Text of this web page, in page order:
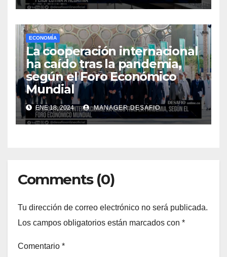
ECONOMÍA
La cooperación internacional
ha caído tras la pandemia,
según el Foro Económico
Mundial
ENE 18, 2024 MANAGER.DESAFIO
Comments (0)
Tu dirección de correo electrónico no será publicada.
Los campos obligatorios están marcados con *
Comentario *